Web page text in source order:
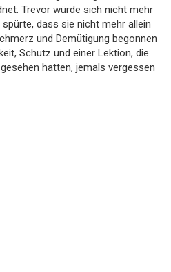
Trevor würde sich nicht mehr
dass sie nicht mehr allein
und Demütigung begonnen
Schutz und einer Lektion, die
hatten, jemals vergessen